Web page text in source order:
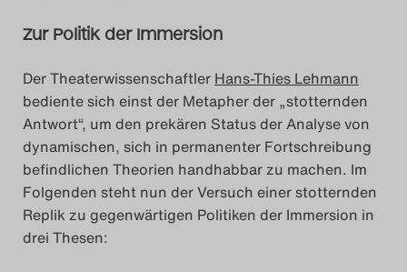
Zur Politik der Immersion
Der Theaterwissenschaftler Hans-Thies Lehmann
bediente sich einst der Metapher der „stotternden
Antwort“, um den prekären Status der Analyse von
dynamischen, sich in permanenter Fortschreibung
befindlichen Theorien handhabbar zu machen. Im
Folgenden steht nun der Versuch einer stotternden
Replik zu gegenwärtigen Politiken der Immersion in
drei Thesen: